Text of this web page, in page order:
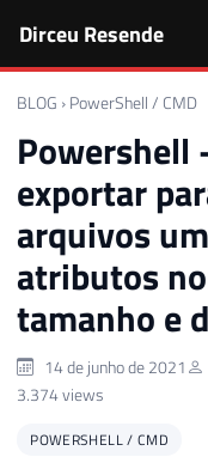
Dirceu Resende
BLOG › PowerShell / CMD
Powershell
exportar
arquivos
atributos
tamanho e
14 de junho de 2021
3.374 views
POWERSHELL / CMD